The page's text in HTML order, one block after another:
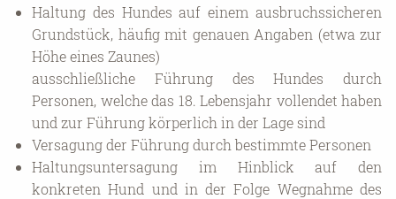
Haltung des Hundes auf einem ausbruchssicheren
Grundstück, häufig mit genauen Angaben (etwa zur
Höhe eines Zaunes)
ausschließliche Führung des Hundes durch
Personen, welche das 18. Lebensjahr vollendet haben
und zur Führung körperlich in der Lage sind
Versagung der Führung durch bestimmte Personen
Haltungsuntersagung im Hinblick auf den
konkreten Hund und in der Folge Wegnahme des